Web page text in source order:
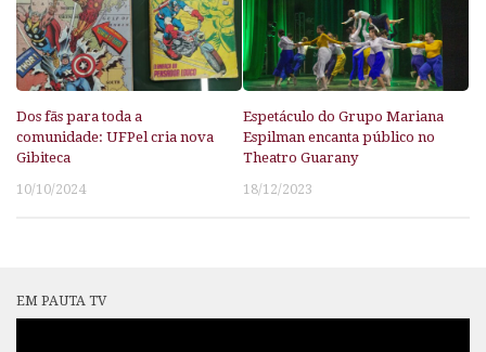
Dos fãs para toda a
comunidade: UFPel cria nova
Gibiteca
10/10/2024
Espetáculo do Grupo Mariana
Espilman encanta público no
Theatro Guarany
18/12/2023
EM PAUTA TV